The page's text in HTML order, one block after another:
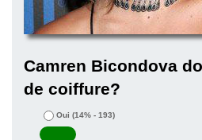
Camren Bicondova
de coiffure?
Oui (14% - 193)